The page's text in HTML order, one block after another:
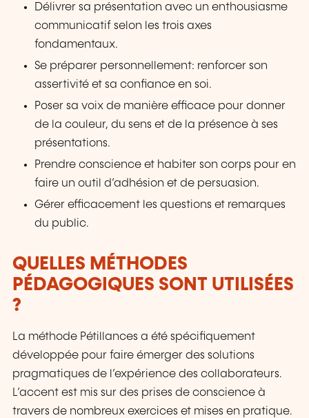
Délivrer sa présentation avec un enthousiasme
communicatif selon les trois axes
fondamentaux.
Se préparer personnellement: renforcer son
assertivité et sa confiance en soi.
Poser sa voix de manière efficace pour donner
de la couleur, du sens et de la présence à ses
présentations.
Prendre conscience et habiter son corps pour en
faire un outil d’adhésion et de persuasion.
Gérer efficacement les questions et remarques
du public.
QUELLES MÉTHODES
PÉDAGOGIQUES SONT UTILISÉES
?
La méthode Pétillances a été spécifiquement
développée pour faire émerger des solutions
pragmatiques de l’expérience des collaborateurs.
L’accent est mis sur des prises de conscience à
travers de nombreux exercices et mises en pratique.